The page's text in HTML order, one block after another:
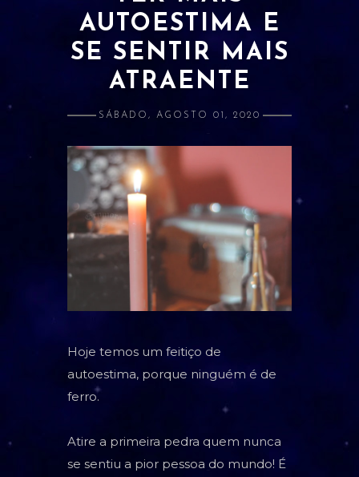
ATRAÇÃO E AMOR PRÓPRIO
BANIMENTO
CLARIVIDÊNCIA
ESTUDOS E RELACIONADOS
DINHEIRO
LIMPEZA
PROSPERIDADE
TAROT
CARTOMANCIA
BARALHO VOVÓ CIGANA
AUTOESTIMA E
SE SENTIR MAIS
ATRAENTE
SÁBADO, AGOSTO 01, 2020
Hoje temos um feitiço de
autoestima, porque ninguém é de
ferro.
Atire a primeira pedra quem nunca
se sentiu a pior pessoa do mundo! É